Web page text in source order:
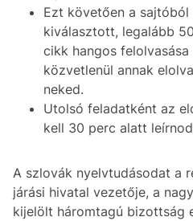
Ezt követően a sajtóból
kiválasztott, legalább
cikk hangos
közvetlenül annak
neked.
Utolsó feladatként az
kell 30 perc alatt
A szlovák nyelvtudásodat a
járási hivatal vezetője, a
kijelölt háromtagú bizottság